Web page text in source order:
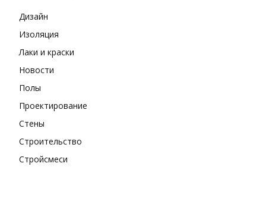
Дизайн
Изоляция
Лаки и краски
Новости
Полы
Проектирование
Стены
Строительство
Стройсмеси